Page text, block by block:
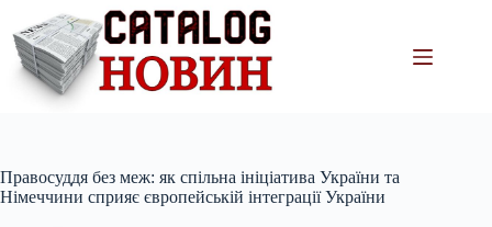
вмісту
Правосуддя без меж: як спільна ініціатива України та
Німеччини сприяє європейській інтеграції України